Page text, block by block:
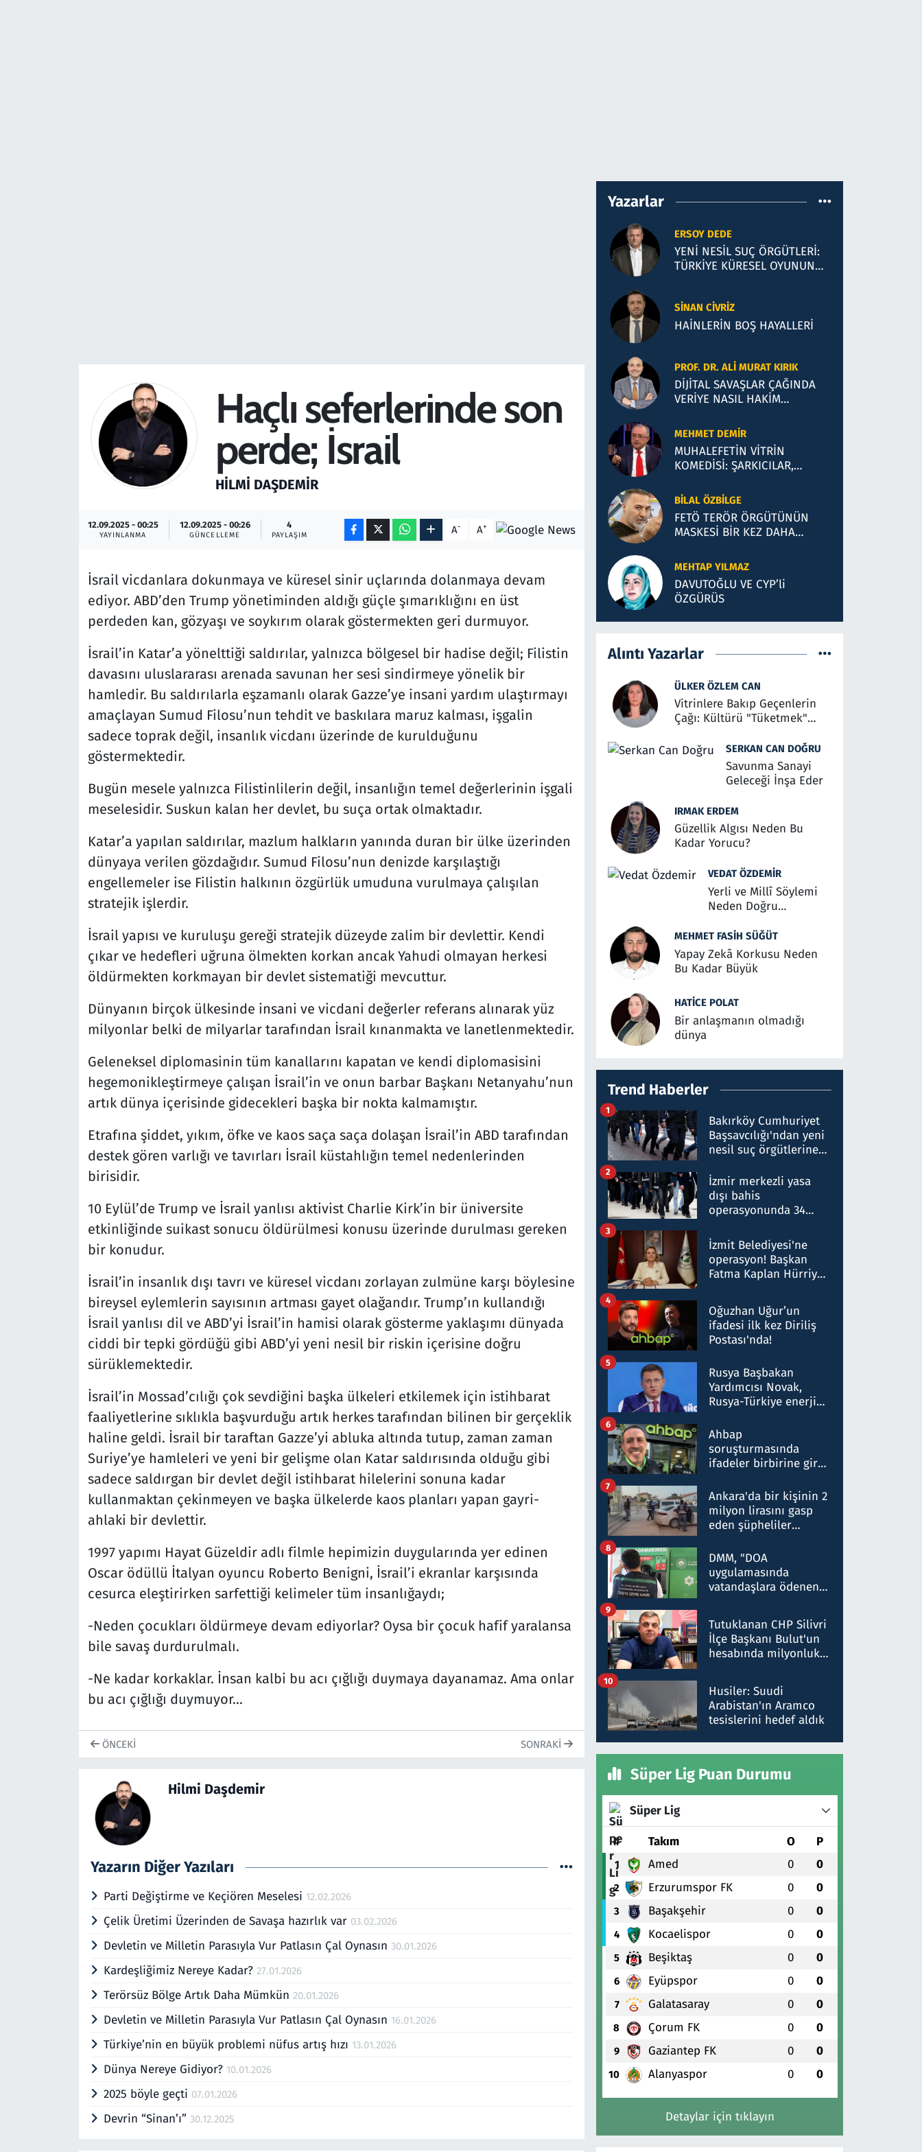
Haçlı seferlerinde son
perde; İsrail
HILMI DAŞDEMIR
12.09.2025 - 00:25
YAYINLANMA
12.09.2025 - 00:26
GÜNCELLEME
4
PAYLAŞIM A- A+
İsrail vicdanlara dokunmaya ve küresel sinir uçlarında dolanmaya devam
ediyor. ABD’den Trump yönetiminden aldığı güçle şımarıklığını en üst
perdeden kan, gözyaşı ve soykırım olarak göstermekten geri durmuyor.
İsrail’in Katar’a yönelttiği saldırılar, yalnızca bölgesel bir hadise değil; Filistin
davasını uluslararası arenada savunan her sesi sindirmeye yönelik bir
hamledir. Bu saldırılarla eşzamanlı olarak Gazze’ye insani yardım ulaştırmayı
amaçlayan Sumud Filosu’nun tehdit ve baskılara maruz kalması, işgalin
sadece toprak değil, insanlık vicdanı üzerinde de kurulduğunu
göstermektedir.
Bugün mesele yalnızca Filistinlilerin değil, insanlığın temel değerlerinin işgali
meselesidir. Suskun kalan her devlet, bu suça ortak olmaktadır.
Katar’a yapılan saldırılar, mazlum halkların yanında duran bir ülke üzerinden
dünyaya verilen gözdağıdır. Sumud Filosu’nun denizde karşılaştığı
engellemeler ise Filistin halkının özgürlük umuduna vurulmaya çalışılan
stratejik işlerdir.
İsrail yapısı ve kuruluşu gereği stratejik düzeyde zalim bir devlettir. Kendi
çıkar ve hedefleri uğruna ölmekten korkan ancak Yahudi olmayan herkesi
öldürmekten korkmayan bir devlet sistematiği mevcuttur.
Dünyanın birçok ülkesinde insani ve vicdani değerler referans alınarak yüz
milyonlar belki de milyarlar tarafından İsrail kınanmakta ve lanetlenmektedir.
Geleneksel diplomasinin tüm kanallarını kapatan ve kendi diplomasisini
hegemonikleştirmeye çalışan İsrail’in ve onun barbar Başkanı Netanyahu’nun
artık dünya içerisinde gidecekleri başka bir nokta kalmamıştır.
Etrafına şiddet, yıkım, öfke ve kaos saça saça dolaşan İsrail’in ABD tarafından
destek gören varlığı ve tavırları İsrail küstahlığın temel nedenlerinden
birisidir.
10 Eylül’de Trump ve İsrail yanlısı aktivist Charlie Kirk’in bir üniversite
etkinliğinde suikast sonucu öldürülmesi konusu üzerinde durulması gereken
bir konudur.
İsrail’in insanlık dışı tavrı ve küresel vicdanı zorlayan zulmüne karşı böylesine
bireysel eylemlerin sayısının artması gayet olağandır. Trump’ın kullandığı
İsrail yanlısı dil ve ABD’yi İsrail’in hamisi olarak gösterme yaklaşımı dünyada
ciddi bir tepki gördüğü gibi ABD’yi yeni nesil bir riskin içerisine doğru
sürüklemektedir.
İsrail’in Mossad’cılığı çok sevdiğini başka ülkeleri etkilemek için istihbarat
faaliyetlerine sıklıkla başvurduğu artık herkes tarafından bilinen bir gerçeklik
haline geldi. İsrail bir taraftan Gazze’yi abluka altında tutup, zaman zaman
Suriye’ye hamleleri ve yeni bir gelişme olan Katar saldırısında olduğu gibi
sadece saldırgan bir devlet değil istihbarat hilelerini sonuna kadar
kullanmaktan çekinmeyen ve başka ülkelerde kaos planları yapan gayri-
ahlaki bir devlettir.
1997 yapımı Hayat Güzeldir adlı filmle hepimizin duygularında yer edinen
Oscar ödüllü İtalyan oyuncu Roberto Benigni, İsrail’i ekranlar karşısında
cesurca eleştirirken sarfettiği kelimeler tüm insanlığaydı;
-Neden çocukları öldürmeye devam ediyorlar? Oysa bir çocuk hafif yaralansa
bile savaş durdurulmalı.
-Ne kadar korkaklar. İnsan kalbi bu acı çığlığı duymaya dayanamaz. Ama onlar
bu acı çığlığı duymuyor…
ÖNCEKI SONRAKI
Hilmi Daşdemir
Yazarın Diğer Yazıları
Parti Değiştirme ve Keçiören Meselesi 12.02.2026
Çelik Üretimi Üzerinden de Savaşa hazırlık var 03.02.2026
Devletin ve Milletin Parasıyla Vur Patlasın Çal Oynasın30.01.2026
Kardeşliğimiz Nereye Kadar?27.01.2026
Terörsüz Bölge Artık Daha Mümkün20.01.2026
Devletin ve Milletin Parasıyla Vur Patlasın Çal Oynasın 16.01.2026
Türkiye’nin en büyük problemi nüfus artış hızı 13.01.2026
Dünya Nereye Gidiyor? 10.01.2026
2025 böyle geçti 07.01.2026
Devrin “Sinan’ı”30.12.2025
Yazarlar
ERSOY DEDE
YENİ NESİL SUÇ ÖRGÜTLERİ:
TÜRKİYE KÜRESEL OYUNUN
SINAN CIVRIZ
HAİNLERİN BOŞ HAYALLERİ
PROF. DR. ALI MURAT KIRIK
DİJİTAL SAVAŞLAR ÇAĞINDA
VERİYE NASIL HAKİM
MEHMET DEMIR
MUHALEFETİN VİTRİN
KOMEDİSİ: ŞARKICILAR,
İLLÜZYONLAR
BILAL ÖZBILGE
FETÖ TERÖR ÖRGÜTÜNÜN
MASKESİ BİR KEZ DAHA
MEHTAP YILMAZ
DAVUTOĞLU VE CYP’li
ÖZGÜRÜS
Alıntı Yazarlar
ÜLKER ÖZLEM CAN
Vitrinlere Bakıp Geçenlerin
Çağı: Kültürü "Tüketmek"
SERKAN CAN DOĞRU
Savunma Sanayi
Geleceği İnşa Eder
IRMAK ERDEM
Güzellik Algısı Neden Bu
Kadar Yorucu?
VEDAT ÖZDEMIR
Yerli ve Millî Söylemi
Neden Doğru
MEHMET FASIH SÜĞÜT
Yapay Zekâ Korkusu Neden
Bu Kadar Büyük
HATICE POLAT
Bir anlaşmanın olmadığı
dünya
Trend Haberler
Bakırköy Cumhuriyet
Başsavcılığı'ndan yeni
nesil suç örgütlerine
hakkında gözaltı kararı
1
İzmir merkezli yasa
dışı bahis
operasyonunda 34
Milyar liralık para
trafiği tespit edildi
2
İzmit Belediyesi'ne
operasyon! Başkan
Fatma Kaplan Hürriyet
3
Oğuzhan Uğur’un
ifadesi ilk kez Diriliş
Postası'nda!
4
Rusya Başbakan
Yardımcısı Novak,
Rusya-Türkiye enerji
nitelikte olduğunu
belirtti
5
Ahbap
soruşturmasında
ifadeler birbirine girdi:
ifadelerinden ortaya
çıkan tablo şok etti
6
Ankara'da bir kişinin 2
milyon lirasını gasp
eden şüpheliler
7
DMM, "DOA
uygulamasında
vatandaşlara ödenen
düşürüldüğü" iddiasını
yalanladı
8
Tutuklanan CHP Silivri
İlçe Başkanı Bulut'un
hesabında milyonluk
talimat verdi, ben
gönderdim
9
Husiler: Suudi
Arabistan'ın Aramco
tesislerini hedef aldık
10
Süper Lig Puan Durumu
Süper Lig
# Takım O P
1 Amed 0 0
2 Erzurumspor FK 0 0
3 Başakşehir 0 0
4 Kocaelispor 0 0
5 Beşiktaş 0 0
6 Eyüpspor 0 0
7 Galatasaray 0 0
8 Çorum FK 0 0
9 Gaziantep FK 0 0
10 Alanyaspor 0 0
Detaylar için tıklayın
Savunma Sanayi
Televizyon